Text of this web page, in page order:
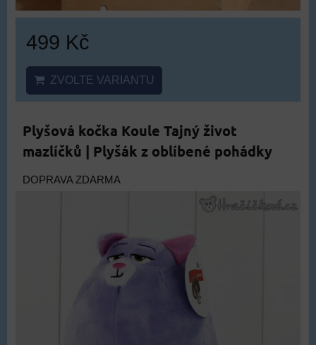
499 Kč
ZVOLTE VARIANTU
Plyšová kočka Koule Tajný život
mazlíčků | Plyšák z oblíbené pohádky
DOPRAVA ZDARMA